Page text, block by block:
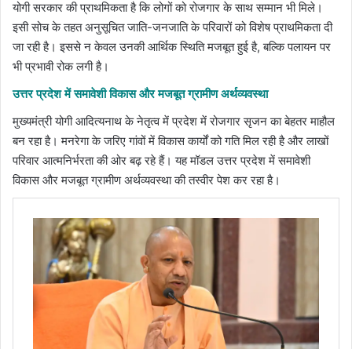
योगी सरकार की प्राथमिकता है कि लोगों को रोजगार के साथ सम्मान भी मिले।
इसी सोच के तहत अनुसूचित जाति-जनजाति के परिवारों को विशेष प्राथमिकता दी
जा रही है। इससे न केवल उनकी आर्थिक स्थिति मजबूत हुई है, बल्कि पलायन पर
भी प्रभावी रोक लगी है।
उत्तर प्रदेश में समावेशी विकास और मजबूत ग्रामीण अर्थव्यवस्था
मुख्यमंत्री योगी आदित्यनाथ के नेतृत्व में प्रदेश में रोजगार सृजन का बेहतर माहौल
बन रहा है। मनरेगा के जरिए गांवों में विकास कार्यों को गति मिल रही है और लाखों
परिवार आत्मनिर्भरता की ओर बढ़ रहे हैं। यह मॉडल उत्तर प्रदेश में समावेशी
विकास और मजबूत ग्रामीण अर्थव्यवस्था की तस्वीर पेश कर रहा है।